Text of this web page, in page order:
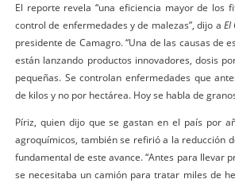
El reporte revela “una eficiencia mayor de los
control de enfermedades y de malezas”, dijo a El
presidente de Camagro. “Una de las causas de
están lanzando productos innovadores, dosis
pequeñas. Se controlan enfermedades que
de kilos y no por hectárea. Hoy se habla de
Píriz, quien dijo que se gastan en el país por
agroquímicos, también se refirió a la reducción
fundamental de este avance. “Antes para llevar
se necesitaba un camión para tratar miles de